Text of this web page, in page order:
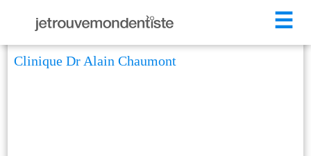
☰
Clinique Dr Alain Chaumont